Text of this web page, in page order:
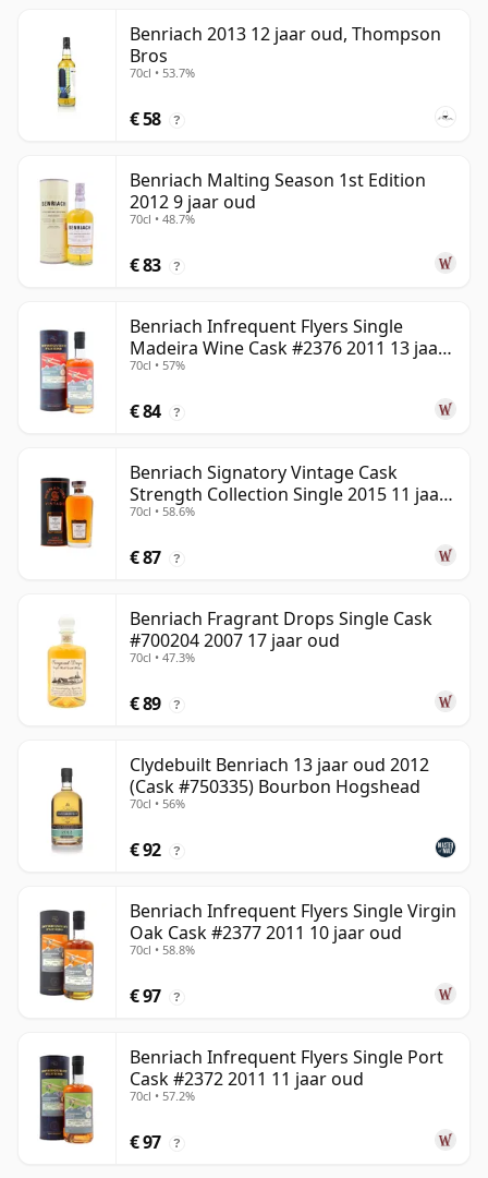
Benriach 2013 12 jaar oud, Thompson
Bros
70cl • 53.7%
€ 58 ?
Benriach Malting Season 1st Edition
2012 9 jaar oud
70cl • 48.7%
€ 83 ?
Benriach Infrequent Flyers Single
Madeira Wine Cask #2376 2011 13 jaar
oud
70cl • 57%
€ 84 ?
Benriach Signatory Vintage Cask
Strength Collection Single 2015 11 jaar
oud
70cl • 58.6%
€ 87 ?
Benriach Fragrant Drops Single Cask
#700204 2007 17 jaar oud
70cl • 47.3%
€ 89 ?
Clydebuilt Benriach 13 jaar oud 2012
(Cask #750335) Bourbon Hogshead
70cl • 56%
€ 92 ?
Benriach Infrequent Flyers Single Virgin
Oak Cask #2377 2011 10 jaar oud
70cl • 58.8%
€ 97 ?
Benriach Infrequent Flyers Single Port
Cask #2372 2011 11 jaar oud
70cl • 57.2%
€ 97 ?